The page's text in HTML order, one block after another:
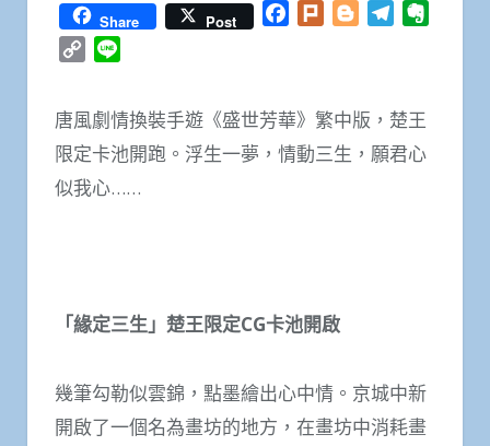
Share Post Facebook
Plurk BloggerTelegram
Copy
唐風劇情換裝手遊《盛世芳華》繁中版，楚王
限定卡池開跑。浮生一夢，情動三生，願君心
似我心……
「緣定三生」楚王限定CG卡池開啟
幾筆勾勒似雲錦，點墨繪出心中情。京城中新
開啟了一個名為畫坊的地方，在畫坊中消耗畫